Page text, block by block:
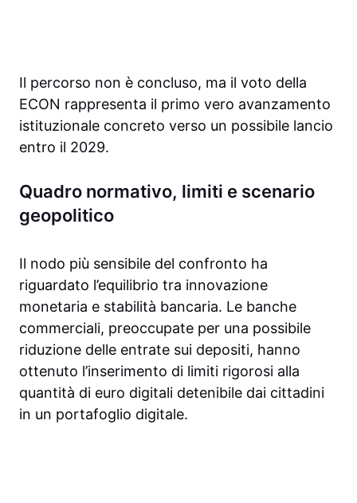
Il percorso non è concluso, ma il voto della
ECON rappresenta il primo vero avanzamento
istituzionale concreto verso un possibile lancio
entro il 2029.
Quadro normativo, limiti e scenario
geopolitico
Il nodo più sensibile del confronto ha
riguardato l’equilibrio tra innovazione
monetaria e stabilità bancaria. Le banche
commerciali, preoccupate per una possibile
riduzione delle entrate sui depositi, hanno
ottenuto l’inserimento di limiti rigorosi alla
quantità di euro digitali detenibile dai cittadini
in un portafoglio digitale.